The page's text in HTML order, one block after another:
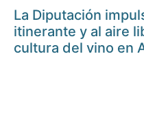
La Diputación
itinerante y al aire
cultura del vino en